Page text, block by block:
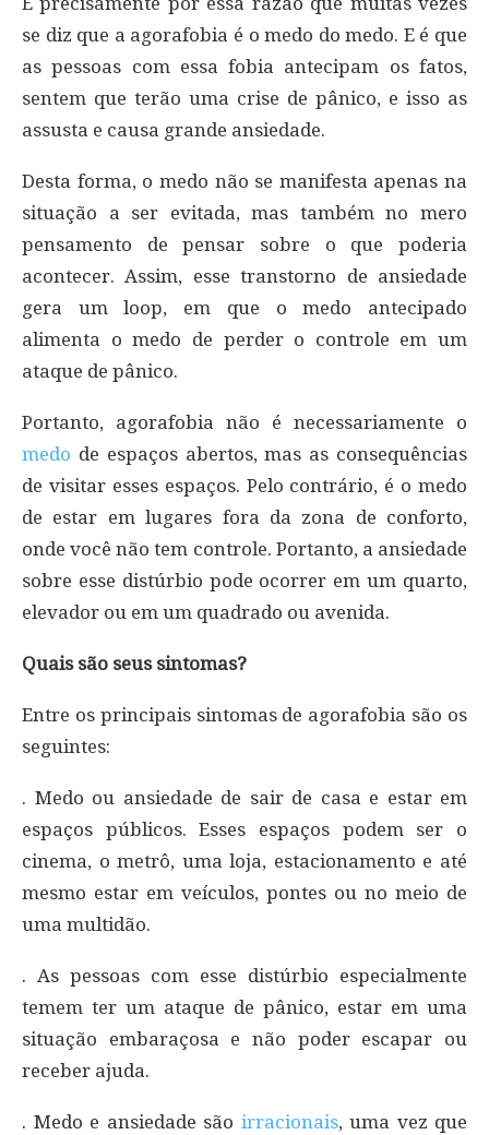
se diz que a agorafobia é o medo do medo. E é que
as pessoas com essa fobia antecipam os fatos,
sentem que terão uma crise de pânico, e isso as
assusta e causa grande ansiedade.
Desta forma, o medo não se manifesta apenas na
situação a ser evitada, mas também no mero
pensamento de pensar sobre o que poderia
acontecer. Assim, esse transtorno de ansiedade
gera um loop, em que o medo antecipado
alimenta o medo de perder o controle em um
ataque de pânico.
Portanto, agorafobia não é necessariamente o
medo de espaços abertos, mas as consequências
de visitar esses espaços. Pelo contrário, é o medo
de estar em lugares fora da zona de conforto,
onde você não tem controle. Portanto, a ansiedade
sobre esse distúrbio pode ocorrer em um quarto,
elevador ou em um quadrado ou avenida.
Quais são seus sintomas?
Entre os principais sintomas de agorafobia são os
seguintes:
. Medo ou ansiedade de sair de casa e estar em
espaços públicos. Esses espaços podem ser o
cinema, o metrô, uma loja, estacionamento e até
mesmo estar em veículos, pontes ou no meio de
uma multidão.
. As pessoas com esse distúrbio especialmente
temem ter um ataque de pânico, estar em uma
situação embaraçosa e não poder escapar ou
receber ajuda.
. Medo e ansiedade são irracionais, uma vez que